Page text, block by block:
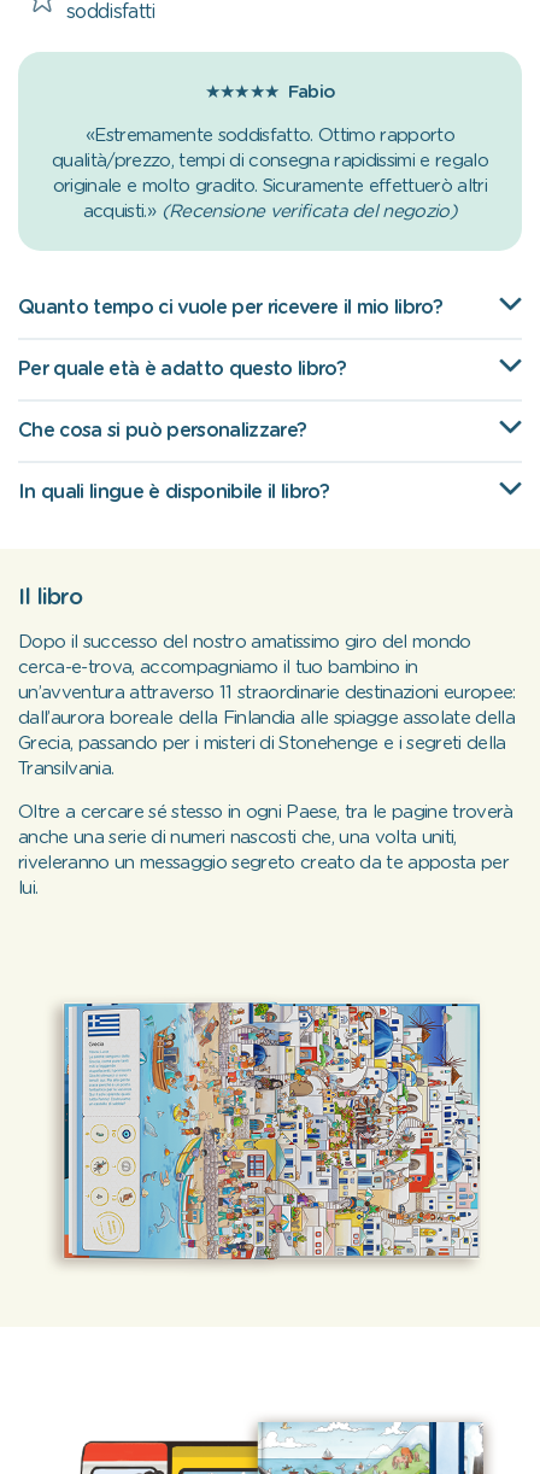
soddisfatti
★★★★★ Fabio
«Estremamente soddisfatto. Ottimo rapporto
qualità/prezzo, tempi di consegna rapidissimi e regalo
originale e molto gradito. Sicuramente effettuerò altri
acquisti.» (Recensione verificata del negozio)
Quanto tempo ci vuole per ricevere il mio libro?
Per quale età è adatto questo libro?
Che cosa si può personalizzare?
In quali lingue è disponibile il libro?
Il libro
Dopo il successo del nostro amatissimo giro del mondo
cerca-e-trova, accompagniamo il tuo bambino in
un’avventura attraverso 11 straordinarie destinazioni europee:
dall’aurora boreale della Finlandia alle spiagge assolate della
Grecia, passando per i misteri di Stonehenge e i segreti della
Transilvania.
Oltre a cercare sé stesso in ogni Paese, tra le pagine troverà
anche una serie di numeri nascosti che, una volta uniti,
riveleranno un messaggio segreto creato da te apposta per
lui.